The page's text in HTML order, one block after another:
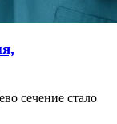
сечение стало